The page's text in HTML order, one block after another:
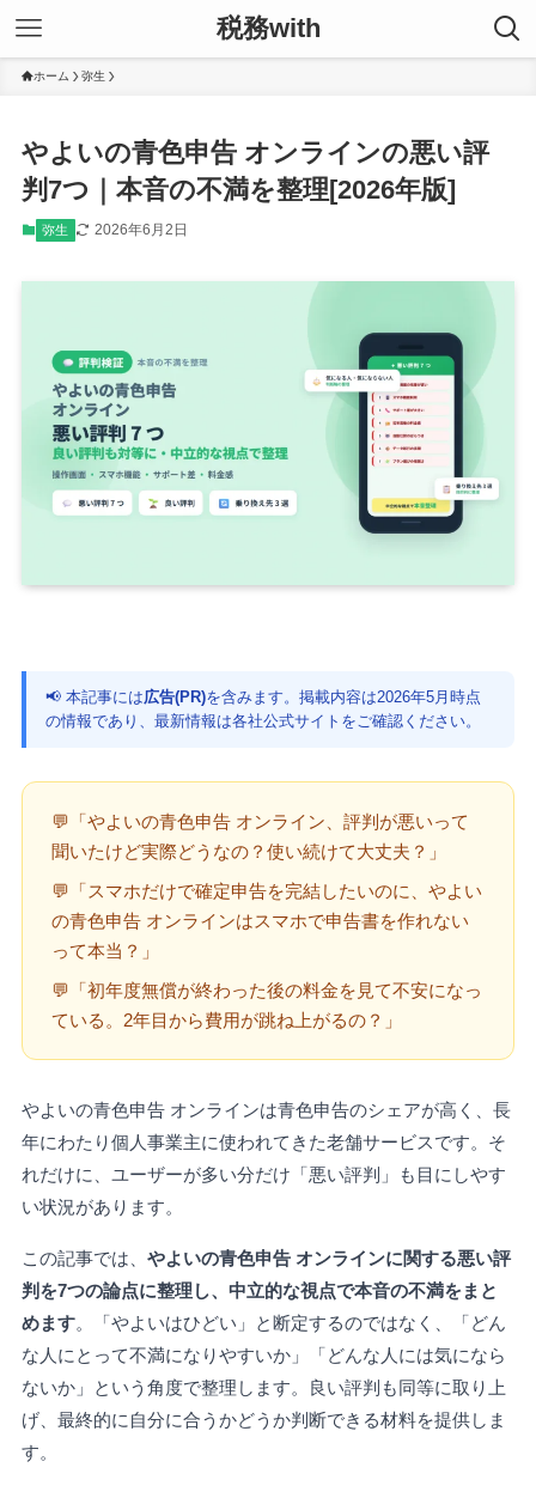
税務with
ホーム 弥生
やよいの青色申告 オンラインの悪い評
判7つ｜本音の不満を整理[2026年版]
弥生 2026年6月2日
📢 本記事には広告(PR)を含みます。掲載内容は2026年5月時点
の情報であり、最新情報は各社公式サイトをご確認ください。
💬「やよいの青色申告 オンライン、評判が悪いって
聞いたけど実際どうなの？使い続けて大丈夫？」
💬「スマホだけで確定申告を完結したいのに、やよい
の青色申告 オンラインはスマホで申告書を作れない
って本当？」
💬「初年度無償が終わった後の料金を見て不安になっ
ている。2年目から費用が跳ね上がるの？」
やよいの青色申告 オンラインは青色申告のシェアが高く、長
年にわたり個人事業主に使われてきた老舗サービスです。そ
れだけに、ユーザーが多い分だけ「悪い評判」も目にしやす
い状況があります。
この記事では、 やよいの青色申告 オンラインに関する悪い評
判を7つの論点に整理し、中立的な視点で本音の不満をまと
めます。「やよいはひどい」と断定するのではなく、「どん
な人にとって不満になりやすいか」「どんな人には気になら
ないか」という角度で整理します。良い評判も同等に取り上
げ、最終的に自分に合うかどうか判断できる材料を提供しま
す。